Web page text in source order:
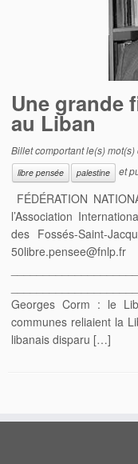
Une grande
au Liban
Billet comportant le(s) mot(s)
libre pensée
palestine et
FÉDÉRATION
l’Association
des Fossés-Saint-
Georges Corm : le
communes reliaient la
libanais disparu […]